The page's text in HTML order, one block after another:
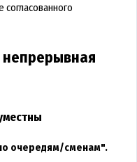
непрерывная
очередям/сменам".